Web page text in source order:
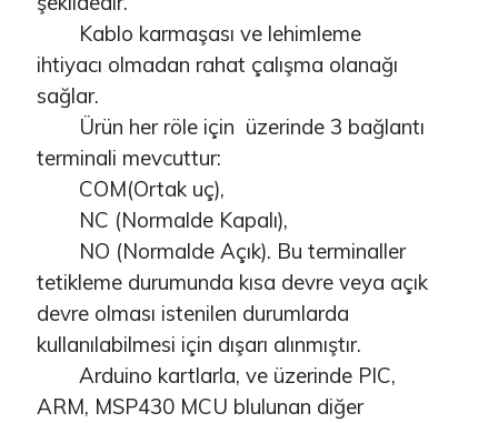
Kablo karmaşası ve lehimleme
ihtiyacı olmadan rahat çalışma olanağı
sağlar.
Ürün her röle için üzerinde 3 bağlantı
terminali mevcuttur:
COM(Ortak uç),
NC (Normalde Kapalı),
NO (Normalde Açık). Bu terminaller
tetikleme durumunda kısa devre veya açık
devre olması istenilen durumlarda
kullanılabilmesi için dışarı alınmıştır.
Arduino kartlarla, ve üzerinde PIC,
ARM, MSP430 MCU blulunan diğer